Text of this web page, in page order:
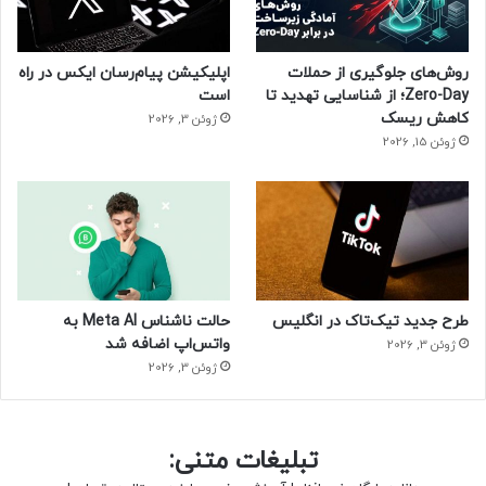
کنار React استفاده کنیم؟ در این مرحله است که ما سراغ پیروی
کردن از بهترین اصول و قواعد توسعه اپلیکیشن در React‌خواهیم
خواهیم گرفت.
بهینه‌سازی و افزایش سرعت اپلیکیشن‌ها در React
همانطور که پیشتر گفته شد هر ابزار و زبان برنامه نویسی جدای از
آنکه یکسری موضوعات مقدماتی و ابتدایی در جهت یادگیری دارند،
حاوی یکسری اصول و قواعد است که در جهت توسعه
اپلیکیشن‌های بهینه‌تر به توسعه دهندگان آن کمک می‌کند تا
برنامه‌های بهتری را ایجاد کنند.
بهینه‌سازی اپلیکیشن‌ها در React دقیقا همین قضیه است.
روش‌های جلوگیری از حملات
Zero-Day؛ از شناسایی تهدید تا
کاهش ریسک
ژوئن 15, 2026
اپلیکیشن پیام‌رسان ایکس در راه
است
ژوئن 3, 2026
طرح جدید تیک‌تاک در انگلیس
ژوئن 3, 2026
حالت ناشناس Meta AI به
واتس‌اپ اضافه شد
ژوئن 3, 2026
تبلیغات متنی: